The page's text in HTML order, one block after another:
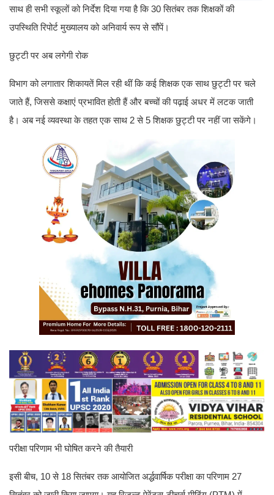
साथ ही सभी स्कूलों को निर्देश दिया गया है कि 30 सितंबर तक शिक्षकों की
उपस्थिति रिपोर्ट मुख्यालय को अनिवार्य रूप से सौंपें।
छुट्टी पर अब लगेगी रोक
विभाग को लगातार शिकायतें मिल रही थीं कि कई शिक्षक एक साथ छुट्टी पर चले
जाते हैं, जिससे कक्षाएं प्रभावित होती हैं और बच्चों की पढ़ाई अधर में लटक जाती
है। अब नई व्यवस्था के तहत एक साथ 2 से 5 शिक्षक छुट्टी पर नहीं जा सकेंगे।
परीक्षा परिणाम भी घोषित करने की तैयारी
इसी बीच, 10 से 18 सितंबर तक आयोजित अर्द्धवार्षिक परीक्षा का परिणाम 27